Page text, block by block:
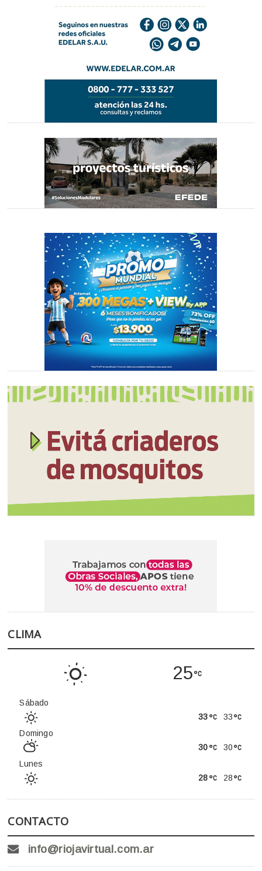
CLIMA
25
Sábado
33
33
Domingo
30
30
Lunes
28
28
CONTACTO
info@riojavirtual.com.ar